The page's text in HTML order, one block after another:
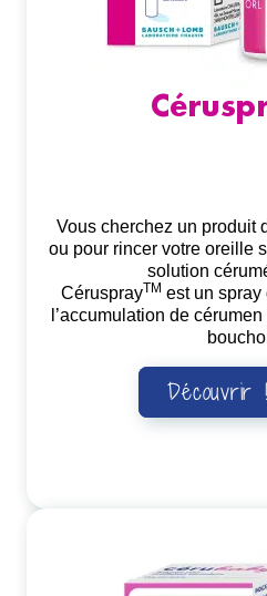
Vous cherchez un produit
ou pour rincer votre oreille
solution
CérusprayTM est un
l’accumulation de
Découvrir !